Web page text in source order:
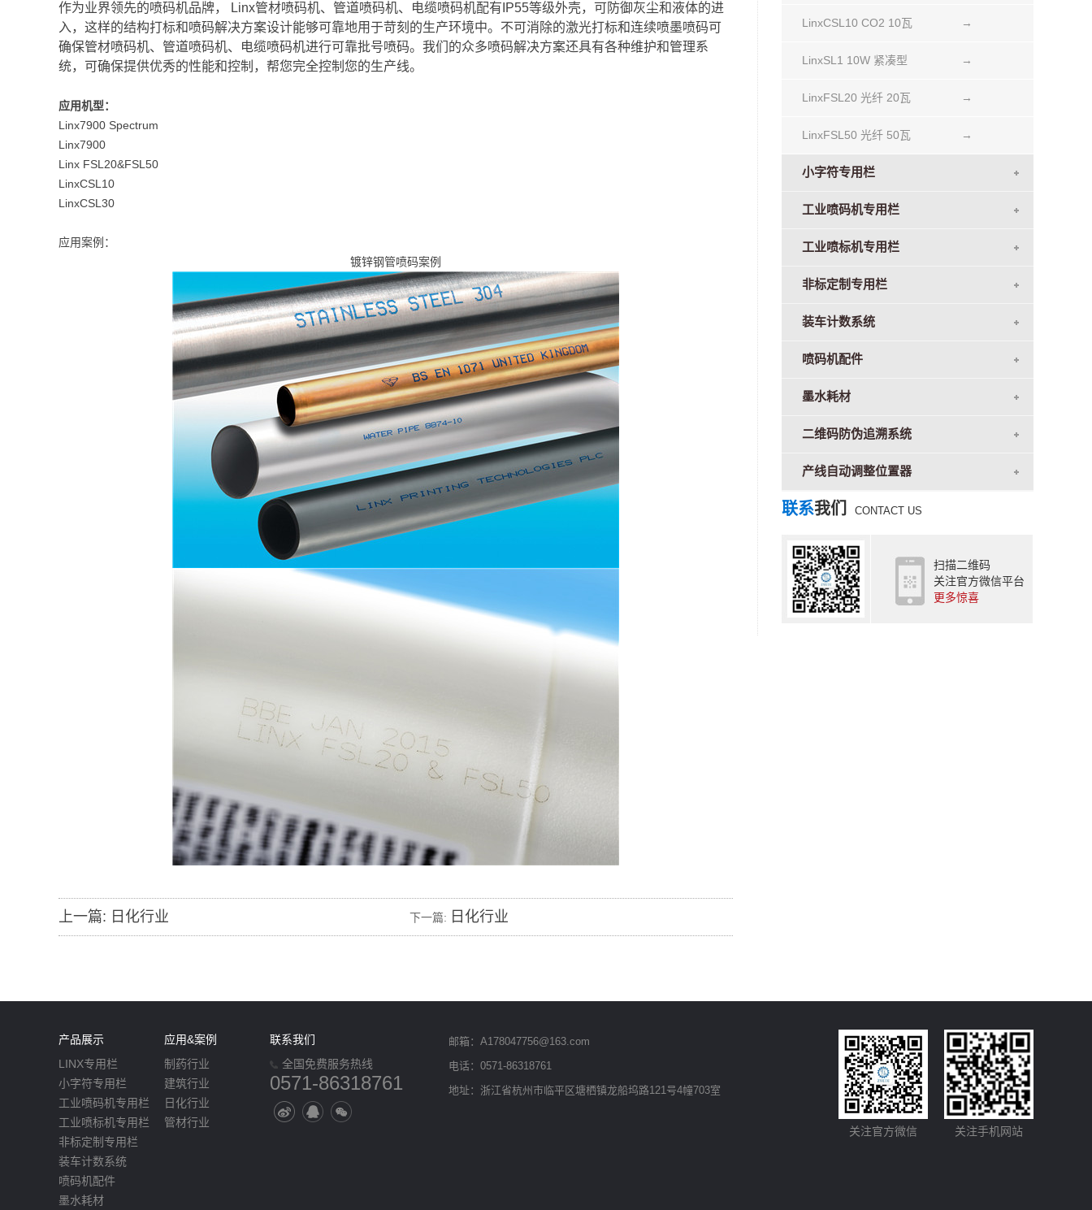
作为业界领先的喷码机品牌， Linx管材喷码机、管道喷码机、电缆喷码机配有IP55等级外壳，可防御灰尘和液体的进
入，这样的结构打标和喷码解决方案设计能够可靠地用于苛刻的生产环境中。不可消除的激光打标和连续喷墨喷码可
确保管材喷码机、管道喷码机、电缆喷码机进行可靠批号喷码。我们的众多喷码解决方案还具有各种维护和管理系
统，可确保提供优秀的性能和控制，帮您完全控制您的生产线。
应用机型：
Linx7900 Spectrum
Linx7900
Linx FSL20&FSL50
LinxCSL10
LinxCSL30
应用案例：
镀锌钢管喷码案例
上一篇: 日化行业 下一篇: 日化行业
LinxCSL10 CO2 10瓦 →
LinxSL1 10W 紧凑型 →
LinxFSL20 光纤 20瓦 →
LinxFSL50 光纤 50瓦 →
小字符专用栏
工业喷码机专用栏
工业喷标机专用栏
非标定制专用栏
装车计数系统
喷码机配件
墨水耗材
二维码防伪追溯系统
产线自动调整位置器
联系我们 CONTACT US
扫描二维码
关注官方微信平台
更多惊喜
产品展示
LINX专用栏
小字符专用栏
工业喷码机专用栏
工业喷标机专用栏
非标定制专用栏
装车计数系统
喷码机配件
墨水耗材
应用&案例
制药行业
建筑行业
日化行业
管材行业
联系我们
全国免费服务热线
0571-86318761
邮箱：A178047756@163.com
电话：0571-86318761
地址：浙江省杭州市临平区塘栖镇龙船坞路121号4幢703室
关注官方微信 关注手机网站